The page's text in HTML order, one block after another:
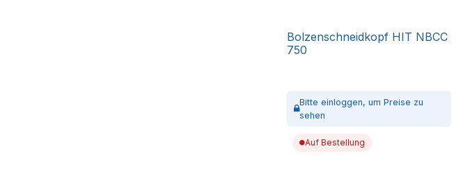
Bolzenschneidkopf HIT NBCC
750
Bitte einloggen, um Preise zu
sehen
Auf Bestellung